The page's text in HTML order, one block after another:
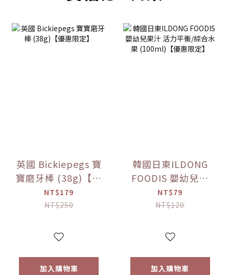
英國 Bickiepegs 寶
寶磨牙棒 (38g)【優
惠限定】
NT$179
NT$250
加入購物車
韓國日東ILDONG
FOODIS 嬰幼兒果
果 (100ml)【優惠
NT$79
NT$120
加入購物車